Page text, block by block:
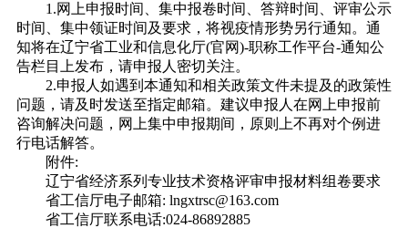
1.网上申报时间、集中报卷时间、答辩时间、评审公示
时间、集中领证时间及要求，将视疫情形势另行通知。通
知将在辽宁省工业和信息化厅(官网)-职称工作平台-通知公
告栏目上发布，请申报人密切关注。
2.申报人如遇到本通知和相关政策文件未提及的政策性
问题，请及时发送至指定邮箱。建议申报人在网上申报前
咨询解决问题，网上集中申报期间，原则上不再对个例进
行电话解答。
附件:
辽宁省经济系列专业技术资格评审申报材料组卷要求
省工信厅电子邮箱: lngxtrsc@163.com
省工信厅联系电话:024-86892885